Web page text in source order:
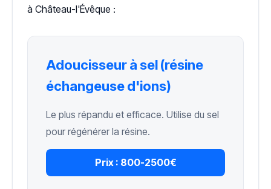
à Château-l'Évêque :
Adoucisseur à sel (résine
échangeuse d'ions)
Le plus répandu et efficace. Utilise du sel
pour régénérer la résine.
Prix : 800-2500€